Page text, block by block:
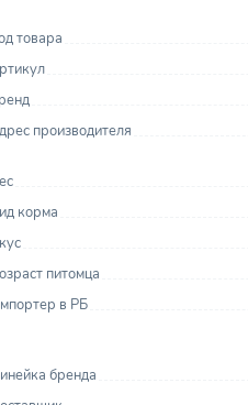
товара
производителя
корма
питомца
в РБ
бренда